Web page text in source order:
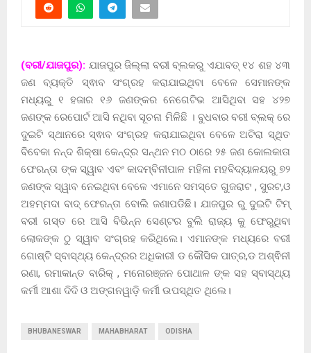
(ବରୀ/ଯାଜପୁର): ଯାଜପୁର ଜିଲ୍ଲା ବରୀ ବ୍ଲକରୁ ଏଯାବତ୍ ୧୪ ଶହ ୪୩
ଜଣ ବ୍ୟକ୍ତି ସ୍ଵାବ ସଂଗ୍ରହ କରାଯାଇଥିବା ବେଳେ ସେମାନଙ୍କ
ମଧ୍ୟରୁ ୧ ହଜାର ୧୬ ଜଣଙ୍କର ନେଗେଟିଭ ଆସିଥିବା ସହ ୪୨୭
ଜଣଙ୍କ ରେପୋର୍ଟ ଆସି ନଥିବା ସୂଚନା ମିଳିଛି । ବୁଧବାର ବରୀ ବ୍ଲକ୍ ରେ
ଦୁଇଟି ସ୍ଥାନରେ ସ୍ଵାବ ସଂଗ୍ରହ କରାଯାଇଥିବା ବେଳେ ଅଟିରା ସ୍ଥିତ
ବିବେକା ନନ୍ଦ ଶିକ୍ଷା କେନ୍ଦ୍ର ସନ୍ଥନ ମଠ ଠାରେ ୨୫ ଜଣ କୋଲକାତା
ଫେରନ୍ତା ଙ୍କ ସ୍ୱାବ ଏବଂ କାଦମ୍ବିନୀପାଳ ମହିଳା ମହବିଦ୍ୟାଳୟରୁ ୭୨
ଜଣଙ୍କ ସ୍ୱାବ ନେଇଥିବା ବେଳେ ଏମାନେ ସମସ୍ତେ ଗୁଜରାଟ , ସୁରଟ,ଓ
ଅହମ୍ମଦା ବାଦ୍ ଫେରନ୍ତା ବୋଲି ଜଣାପଡିଛି। ଯାଜପୁର ରୁ ଦୁଇଟି ଟିମ୍
ବରୀ ଗସ୍ତ ରେ ଆସି ବିଭିନ୍ନ ସେଣ୍ଟର ବୁଲି ରାଜ୍ୟ କୁ ଫେରୁଥିବା
ଲୋକଙ୍କ ଠୁ ସ୍ୱାବ ସଂଗ୍ରହ କରିଥିଲେ। ଏମାନଙ୍କ ମଧ୍ୟରେ ବରୀ
ଗୋଷ୍ଟି ସ୍ବାସ୍ଥ୍ୟ କେନ୍ଦ୍ରର ଅଧିକାରୀ ଡ କୌସିକ ପାତ୍ର,ଡ ଅଶ୍ଵିନୀ
ରଣା, ରମାକାନ୍ତ ବାରିକ୍ , ମନୋରଞ୍ଜନ ପୋଥାଳ ଙ୍କ ସହ ସ୍ବାସ୍ଥ୍ୟ
କର୍ମୀ ଆଶା ଦିଦି ଓ ଅଙ୍ଗନୱାଡ଼ି କର୍ମୀ ଉପସ୍ଥିତ ଥିଲେ।
BHUBANESWAR MAHABHARAT ODISHA